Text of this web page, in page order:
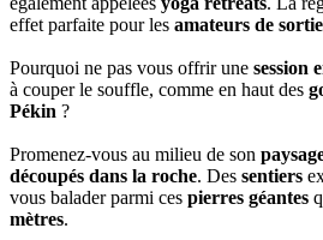
effet parfaite pour les amateurs de
Pourquoi ne pas vous offrir une session
à couper le souffle, comme en haut des
Pékin ?
Promenez-vous au milieu de son
découpés dans la roche. Des sentiers
vous balader parmi ces pierres géantes
mètres.